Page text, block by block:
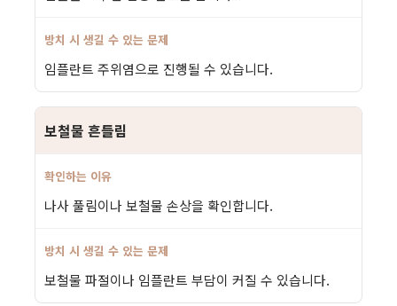
임플란트 주위염으로 진행될 수 있습니다.
보철물 흔들림
나사 풀림이나 보철물 손상을 확인합니다.
보철물 파절이나 임플란트 부담이 커질 수 있습니다.